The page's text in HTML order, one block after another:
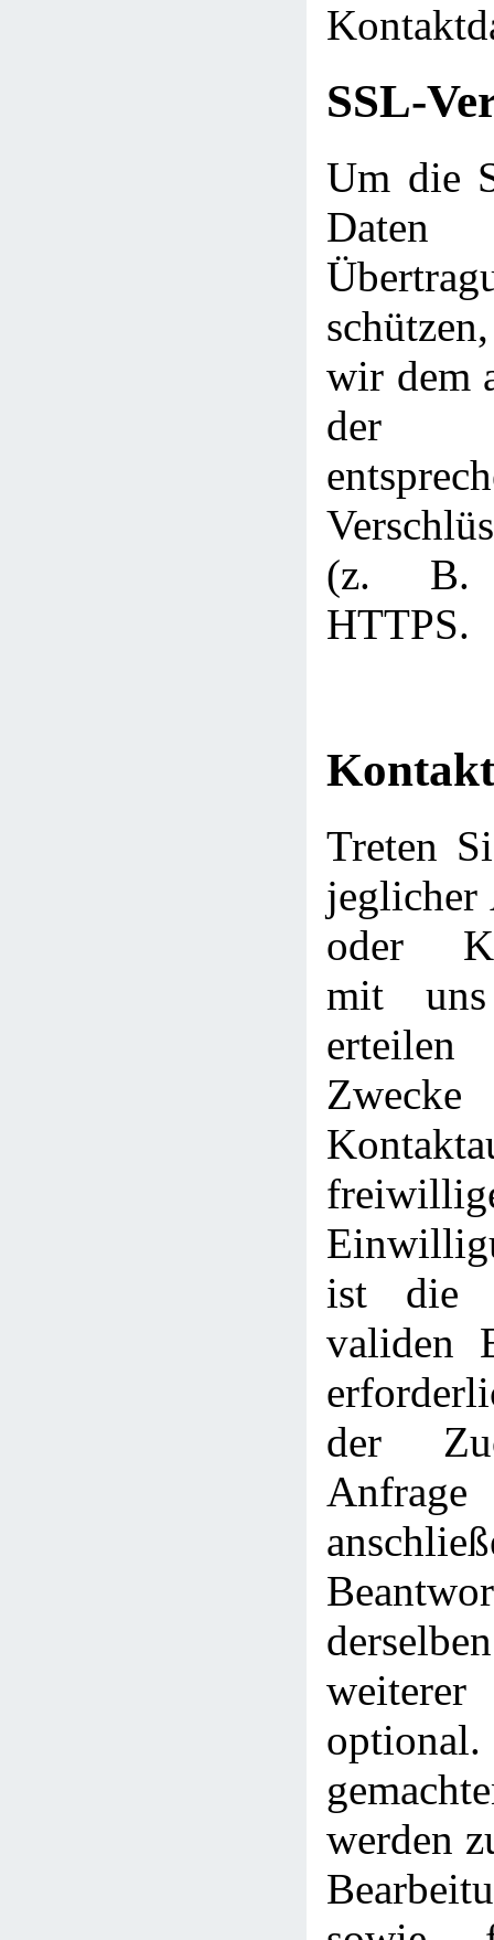
SSL-
Um die
wir dem
der
(z. B.
HTTPS.
Treten
oder
mit
ist die
validen
der
werden